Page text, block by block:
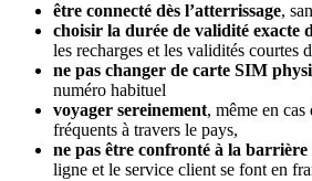
être connecté dès l’atterrissage,
choisir la durée de validité exacte
les recharges et les validités courtes
ne pas changer de carte SIM
numéro habituel
voyager sereinement, même en cas
fréquents à travers le pays,
ne pas être confronté à la barrière
ligne et le service client se font en